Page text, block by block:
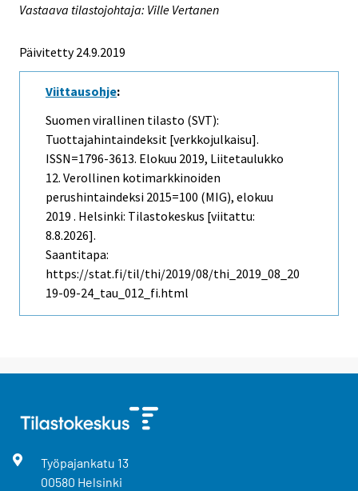
Vastaava tilastojohtaja: Ville Vertanen
Päivitetty 24.9.2019
Viittausohje:
Suomen virallinen tilasto (SVT):
Tuottajahintaindeksit [verkkojulkaisu].
ISSN=1796-3613. Elokuu 2019, Liitetaulukko
12. Verollinen kotimarkkinoiden
perushintaindeksi 2015=100 (MIG), elokuu
2019 . Helsinki: Tilastokeskus [viitattu:
8.8.2026].
Saantitapa:
https://stat.fi/til/thi/2019/08/thi_2019_08_20
19-09-24_tau_012_fi.html
Työpajankatu 13
00580 Helsinki